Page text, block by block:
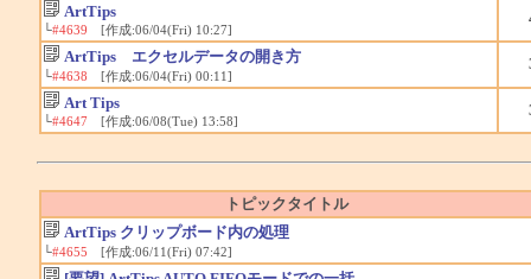
ArtTips
└#4639 [作成:06/04(Fri) 10:27]
ArtTips エクセルデータの開き方
└#4638 [作成:06/04(Fri) 00:11]
Art Tips
└#4647[作成:06/08(Tue) 13:58]
トピックタイトル
ArtTips クリップボード内の処理
└#4655 [作成:06/11(Fri) 07:42]